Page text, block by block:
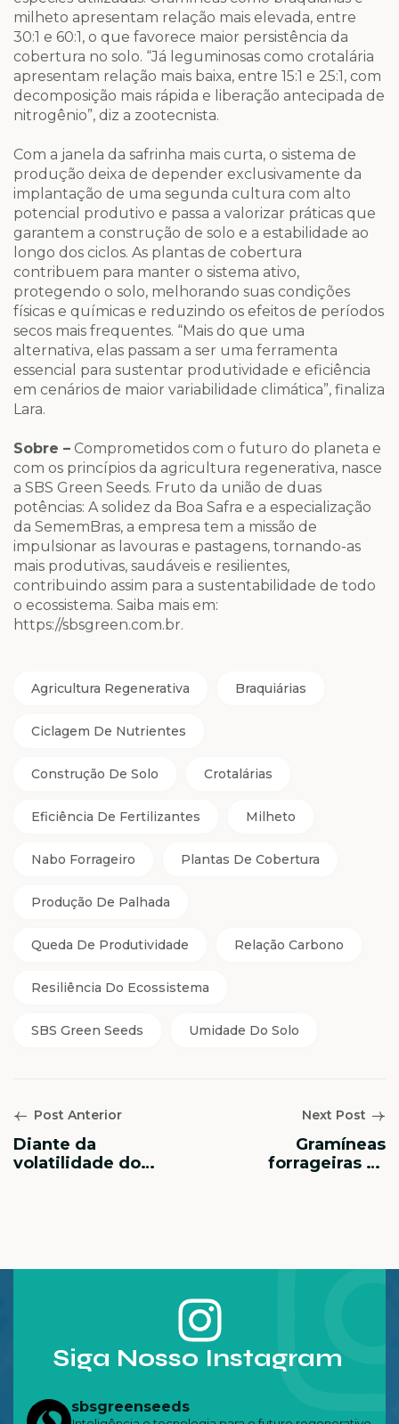
milheto apresentam relação mais elevada, entre
30:1 e 60:1, o que favorece maior persistência da
cobertura no solo. “Já leguminosas como crotalária
apresentam relação mais baixa, entre 15:1 e 25:1, com
decomposição mais rápida e liberação antecipada de
nitrogênio”, diz a zootecnista.
Com a janela da safrinha mais curta, o sistema de
produção deixa de depender exclusivamente da
implantação de uma segunda cultura com alto
potencial produtivo e passa a valorizar práticas que
garantem a construção de solo e a estabilidade ao
longo dos ciclos. As plantas de cobertura
contribuem para manter o sistema ativo,
protegendo o solo, melhorando suas condições
físicas e químicas e reduzindo os efeitos de períodos
secos mais frequentes. “Mais do que uma
alternativa, elas passam a ser uma ferramenta
essencial para sustentar produtividade e eficiência
em cenários de maior variabilidade climática”, finaliza
Lara.
Sobre – Comprometidos com o futuro do planeta e
com os princípios da agricultura regenerativa, nasce
a SBS Green Seeds. Fruto da união de duas
potências: A solidez da Boa Safra e a especialização
da SememBras, a empresa tem a missão de
impulsionar as lavouras e pastagens, tornando-as
mais produtivas, saudáveis e resilientes,
contribuindo assim para a sustentabilidade de todo
o ecossistema. Saiba mais em:
https://sbsgreen.com.br.
Agricultura Regenerativa Braquiárias
Ciclagem De Nutrientes
Construção De Solo Crotalárias
Eficiência De Fertilizantes Milheto
Nabo Forrageiro Plantas De Cobertura
Produção De Palhada
Queda De Produtividade Relação Carbono
Resiliência Do Ecossistema
SBS Green Seeds Umidade Do Solo
Post Anterior
Diante da
volatilidade do
eficaz na pecuária
Next Post
Gramíneas
forrageiras se
Siga Nosso Instagram
sbsgreenseeds